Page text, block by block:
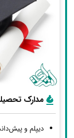
مدارک
دیپلم و